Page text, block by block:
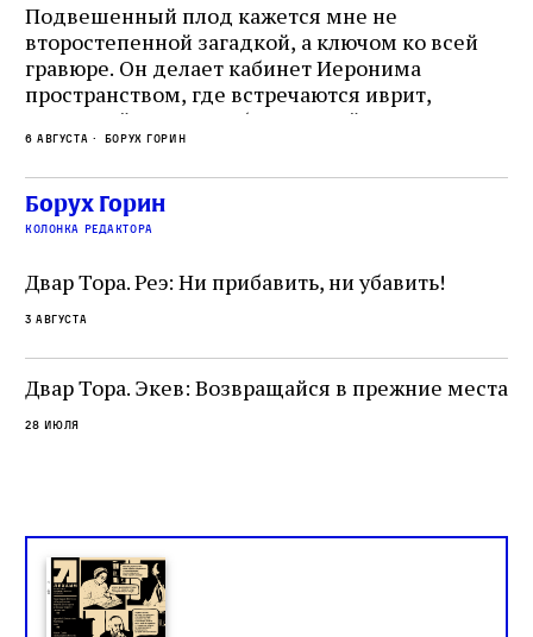
Подвешенный плод кажется мне не
второстепенной загадкой, а ключом ко всей
гравюре. Он делает кабинет Иеронима
пространством, где встречаются иврит,
греческий и латынь; буквальный смысл и
церковная традиция; филологическая
точность и понятность; переводчик,
убеждённый в необходимости исправления, и
читатель, воспринимающий исправление как
не просто покровитель переводчиков,
окружённый книгами. Перед нами человек,
одно решение которого вызвало возмущение
целой общины и стало частью многовекового
спора о том, кому принадлежит последнее
слово в переводе Библии
6 августа Борух Горин
Борух Горин
колонка редактора
Двар Тора. Реэ: Ни прибавить, ни убавить!
3 августа
Двар Тора. Экев: Возвращайся в прежние места
28 июля